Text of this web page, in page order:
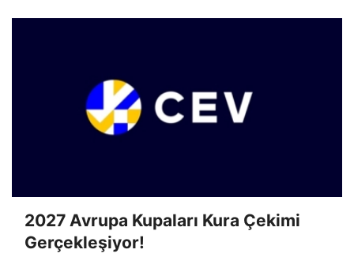
2027 Avrupa Kupaları Kura Çekimi
Gerçekleşiyor!